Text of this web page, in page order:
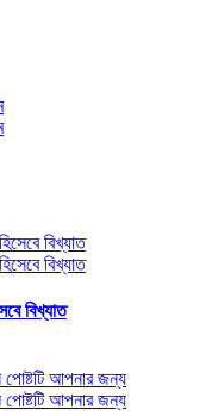
বিখ্যাত